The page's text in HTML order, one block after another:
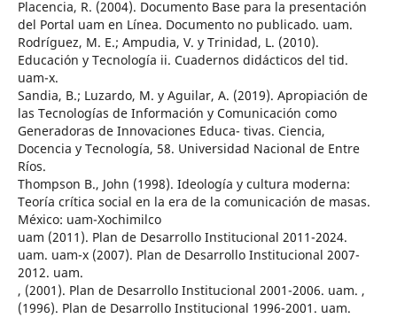
Placencia, R. (2004). Documento Base para la presentación
del Portal uam en Línea. Documento no publicado. uam.
Rodríguez, M. E.; Ampudia, V. y Trinidad, L. (2010).
Educación y Tecnología ii. Cuadernos didácticos del tid.
uam-x.
Sandia, B.; Luzardo, M. y Aguilar, A. (2019). Apropiación de
las Tecnologías de Información y Comunicación como
Generadoras de Innovaciones Educa- tivas. Ciencia,
Docencia y Tecnología, 58. Universidad Nacional de Entre
Ríos.
Thompson B., John (1998). Ideología y cultura moderna:
Teoría crítica social en la era de la comunicación de masas.
México: uam-Xochimilco
uam (2011). Plan de Desarrollo Institucional 2011-2024.
uam. uam-x (2007). Plan de Desarrollo Institucional 2007-
2012. uam.
, (2001). Plan de Desarrollo Institucional 2001-2006. uam. ,
(1996). Plan de Desarrollo Institucional 1996-2001. uam.